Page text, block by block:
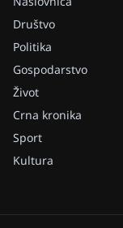
Društvo
Politika
Gospodarstvo
Život
Crna kronika
Sport
Kultura